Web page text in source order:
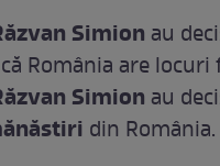
Simion au
România are
Simion au
din România.